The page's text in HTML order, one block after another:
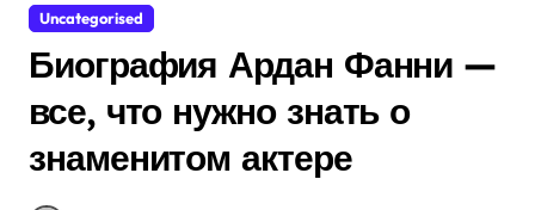
Uncategorised
Биография Ардан Фанни —
все, что нужно знать о
знаменитом актере